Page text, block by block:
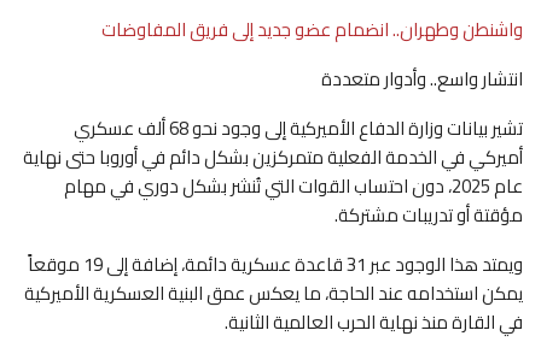
واشنطن وطهران.. انضمام عضو جديد إلى فريق المفاوضات
انتشار واسع.. وأدوار متعددة
تشير بيانات وزارة الدفاع الأميركية إلى وجود نحو 68 ألف عسكري
أميركي في الخدمة الفعلية متمركزين بشكل دائم في أوروبا حتى نهاية
عام 2025، دون احتساب القوات التي تُنشر بشكل دوري في مهام
مؤقتة أو تدريبات مشتركة.
ويمتد هذا الوجود عبر 31 قاعدة عسكرية دائمة، إضافة إلى 19 موقعاً
يمكن استخدامه عند الحاجة، ما يعكس عمق البنية العسكرية الأميركية
في القارة منذ نهاية الحرب العالمية الثانية.